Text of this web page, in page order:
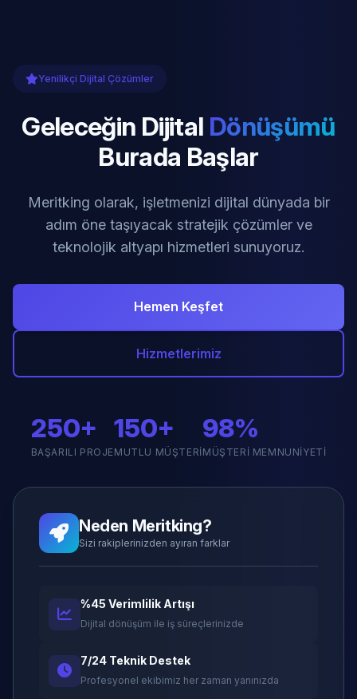
Yenilikçi Dijital Çözümler
Geleceğin Dijital Dönüşümü
Burada Başlar
Meritking olarak, işletmenizi dijital dünyada bir
adım öne taşıyacak stratejik çözümler ve
teknolojik altyapı hizmetleri sunuyoruz.
Hemen Keşfet
Hizmetlerimiz
250+
BAŞARILI PROJE
150+
MUTLU MÜŞTERI
98%
MÜŞTERI MEMNUNIYETI
Neden Meritking?
Sizi rakiplerinizden ayıran farklar
%45 Verimlilik Artışı
Dijital dönüşüm ile iş süreçlerinizde
7/24 Teknik Destek
Profesyonel ekibimiz her zaman yanınızda